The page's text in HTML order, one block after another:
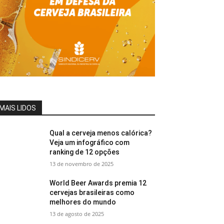
LIDOS
Qual a cerveja menos calórica?
Veja um infográfico com
ranking de 12 opções
13 de novembro de 2025
World Beer Awards premia 12
cervejas brasileiras como
melhores do mundo
13 de agosto de 2025